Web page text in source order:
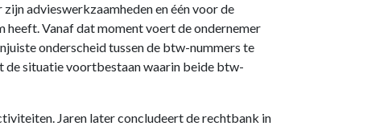
advieswerkzaamheden en één voor de
Vanaf dat moment voert de ondernemer
onderscheid tussen de btw-nummers te
situatie voortbestaan waarin beide btw-
Jaren later concludeert de rechtbank in